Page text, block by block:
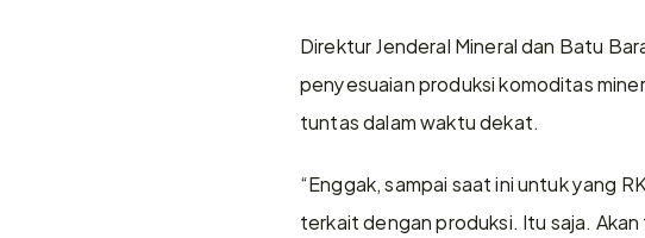
Direktur Jenderal Mineral dan Batu
penyesuaian produksi komoditas
tuntas dalam waktu dekat.
“Enggak, sampai saat ini untuk yang
terkait dengan produksi. Itu saja.